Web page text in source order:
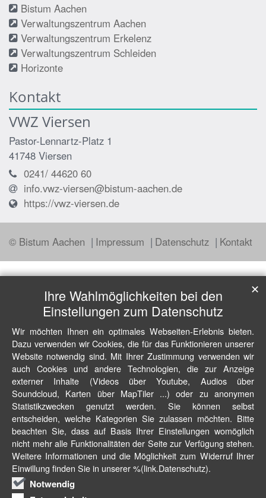
Bistum Aachen
Verwaltungszentrum Aachen
Verwaltungszentrum Erkelenz
Verwaltungszentrum Schleiden
Horizonte
Kontakt
VWZ Viersen
Pastor-Lennartz-Platz 1
41748 Viersen
0241/ 44620 60
info.vwz-viersen@bistum-aachen.de
https://vwz-viersen.de
© Bistum Aachen Impressum Datenschutz Kontakt
Ihre Wahlmöglichkeiten bei den
Einstellungen zum Datenschutz
Wir möchten Ihnen ein optimales Webseiten-Erlebnis bieten.
Dazu verwenden wir Cookies, die für das Funktionieren unserer
Website notwendig sind. Mit Ihrer Zustimmung verwenden wir
auch Cookies und andere Technologien, die zur Anzeige
externer Inhalte (Videos über Youtube, Audios über
Soundcloud, Karten über MapTiler ...) oder zu anonymen
Statistikzwecken genutzt werden. Sie können selbst
entscheiden, welche Kategorien Sie zulassen möchten. Bitte
beachten Sie, dass auf Basis Ihrer Einstellungen womöglich
nicht mehr alle Funktionalitäten der Seite zur Verfügung stehen.
Weitere Informationen und die Möglichkeit zum Widerruf Ihrer
Einwillung finden Sie in unserer %(link.Datenschutz).
Notwendig
✕